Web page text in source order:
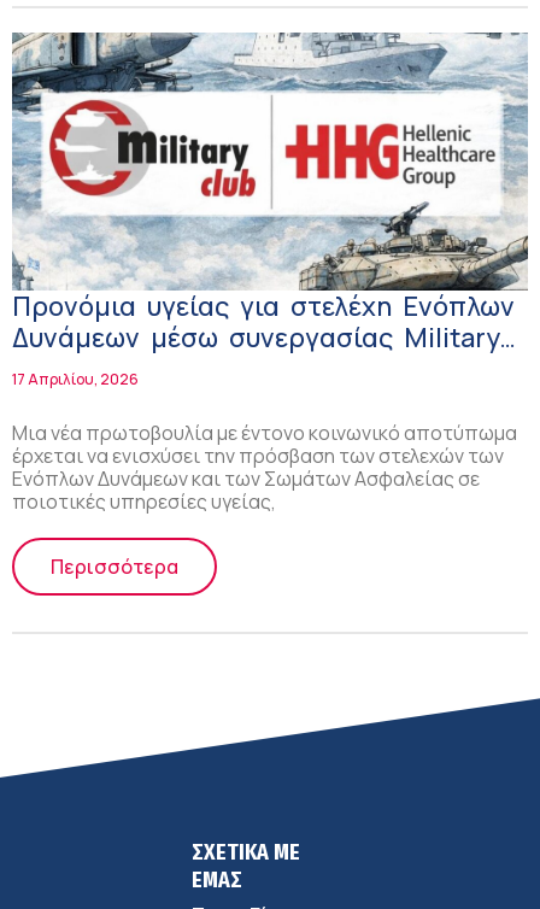
Προνόμια υγείας για στελέχη Ενόπλων
Δυνάμεων μέσω συνεργασίας Military
Club – HHG
17 Απριλίου, 2026
Μια νέα πρωτοβουλία με έντονο κοινωνικό αποτύπωμα
έρχεται να ενισχύσει την πρόσβαση των στελεχών των
Ενόπλων Δυνάμεων και των Σωμάτων Ασφαλείας σε
ποιοτικές υπηρεσίες υγείας,
Περισσότερα
ΣΧΕΤΙΚΑ ΜΕ
ΕΜΑΣ